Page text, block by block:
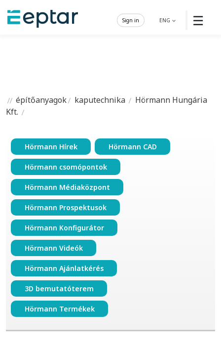
☰
ENG
Sign in
építőanyagok kaputechnika
Hörmann Hungária
Kft.
Hörmann Hírek Hörmann CAD
Hörmann csomópontok
Hörmann Médiaközpont
Hörmann Prospektusok
Hörmann Konfigurátor
Hörmann Videók
Hörmann Ajánlatkérés
3D bemutatóterem
Hörmann Termékek